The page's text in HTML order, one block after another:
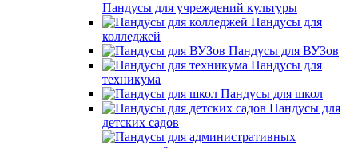
Пандусы для учреждений культуры
Пандусы для
колледжей
Пандусы для ВУЗов
Пандусы для
техникума
Пандусы для школ
Пандусы для
детских садов